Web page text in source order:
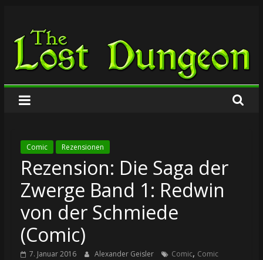
springen
The
Lost
Dungeon
Comic Rezensionen
Rezension: Die Saga der
Zwerge Band 1: Redwin
von der Schmiede
(Comic)
7. Januar 2016 Alexander Geisler Comic, Comic